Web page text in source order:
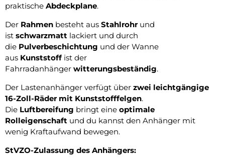
praktische Abdeckplane.
Der Rahmen besteht aus Stahlrohr und
ist schwarzmatt lackiert und durch
die Pulverbeschichtung und der Wanne
aus Kunststoff ist der
Fahrradanhänger witterungsbeständig.
Der Lastenanhänger verfügt über zwei leichtgängige
16-Zoll-Räder mit Kunststofffelgen.
Die Luftbereifung bringt eine optimale
Rolleigenschaft und du kannst den Anhänger mit
wenig Kraftaufwand bewegen.
StVZO-Zulassung des Anhängers: